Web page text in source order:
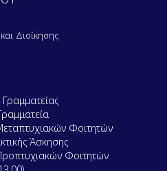
Διοίκησης
Φοιτητών
Άσκησης
Φοιτητών